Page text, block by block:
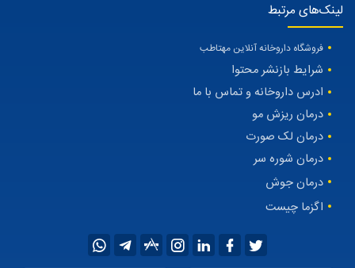
لینک‌های مرتبط
فروشگاه داروخانه آنلاین مهتاطب
شرایط بازنشر محتوا
ادرس داروخانه و تماس با ما
درمان ریزش مو
درمان لک صورت
درمان شوره سر
درمان جوش
اگزما چیست